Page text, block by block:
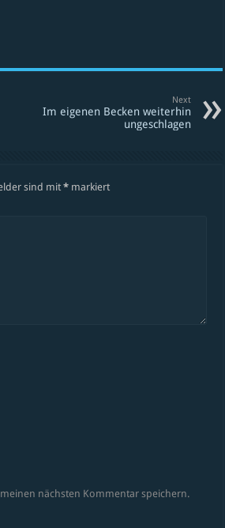
Next
Im eigenen Becken weiterhin
ungeschlagen
sind mit *markiert
nächsten Kommentar speichern.